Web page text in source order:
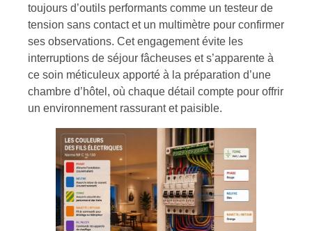
toujours d’outils performants comme un testeur de
tension sans contact et un multimètre pour confirmer
ses observations. Cet engagement évite les
interruptions de séjour fâcheuses et s’apparente à
ce soin méticuleux apporté à la préparation d’une
chambre d’hôtel, où chaque détail compte pour offrir
un environnement rassurant et paisible.